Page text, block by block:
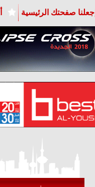
إجعلنا صفحتك الرئيسية